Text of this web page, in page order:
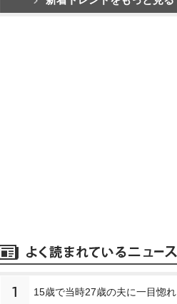
1 15歳で当時27歳の夫に一目惚れ